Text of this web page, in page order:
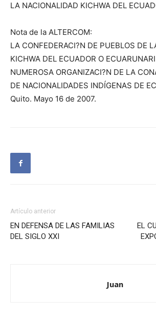
LA NACIONALIDAD KICHWA DEL
Nota de la ALTERCOM:
LA CONFEDERACI?N DE PUEBLOS DE
KICHWA DEL ECUADOR O
NUMEROSA ORGANIZACI?N DE LA
DE NACIONALIDADES INDÍGENAS DE
Quito. Mayo 16 de 2007.
Artículo anterior
EN DEFENSA DE LAS FAMILIAS
DEL SIGLO XXI
EL
Juan